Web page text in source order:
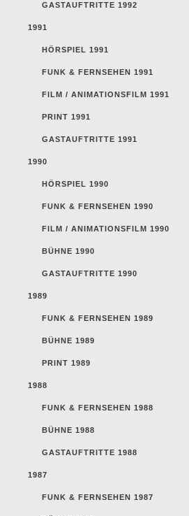
GASTAUFTRITTE 1992
1991
HÖRSPIEL 1991
FUNK & FERNSEHEN 1991
FILM / ANIMATIONSFILM 1991
PRINT 1991
GASTAUFTRITTE 1991
1990
HÖRSPIEL 1990
FUNK & FERNSEHEN 1990
FILM / ANIMATIONSFILM 1990
BÜHNE 1990
GASTAUFTRITTE 1990
1989
FUNK & FERNSEHEN 1989
BÜHNE 1989
PRINT 1989
1988
FUNK & FERNSEHEN 1988
BÜHNE 1988
GASTAUFTRITTE 1988
1987
FUNK & FERNSEHEN 1987